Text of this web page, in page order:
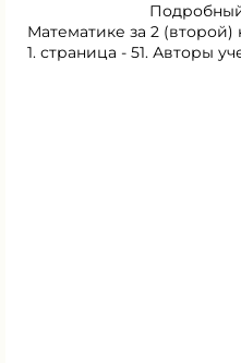
Математике за 2 (второй)
1. страница - 51. Авторы